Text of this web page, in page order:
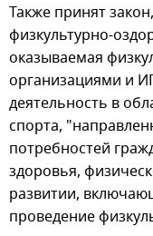
Также принят
физкультурно-
оказываемая
организациями и
деятельность в
спорта,
потребностей
здоровья,
развитии,
проведение